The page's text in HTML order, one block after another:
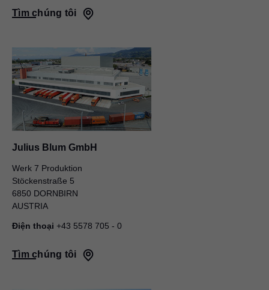
Tìm chúng tôi
Julius Blum GmbH
Werk 7 Produktion
Stöckenstraße 5
6850 DORNBIRN
AUSTRIA
Điện thoại +43 5578 705 - 0
Tìm chúng tôi